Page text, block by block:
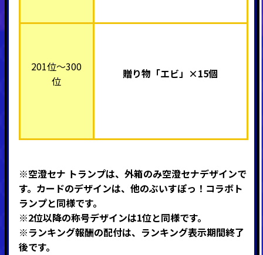
201位～300
位
贈り物「エビ」×15個
※空澄セナ トランプは、 外箱のみ空澄セナデザインで
す。カードのデザインは、他のぶいすぽっ！コラボト
ランプと同様です。
※2位以降の称号デザインは1位と同様です。
※ランキング報酬の配付は、ランキング表示期間終了
後です。